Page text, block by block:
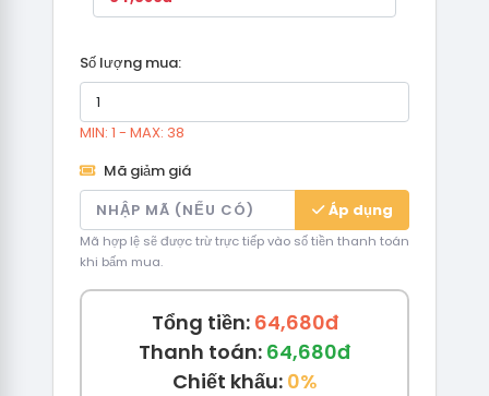
Số lượng mua:
MIN: 1 - MAX: 38
Mã giảm giá
Áp dụng
Mã hợp lệ sẽ được trừ trực tiếp vào số tiền thanh toán
khi bấm mua.
Tổng tiền: 64,680đ
Thanh toán: 64,680đ
Chiết khấu: 0%